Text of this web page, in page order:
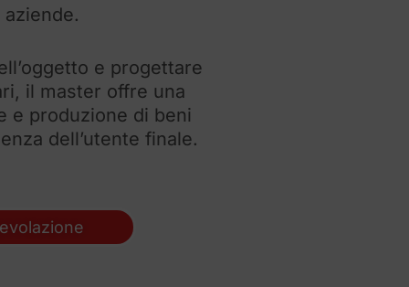
e progettare
il master offre una
e produzione di beni
dell’utente finale.